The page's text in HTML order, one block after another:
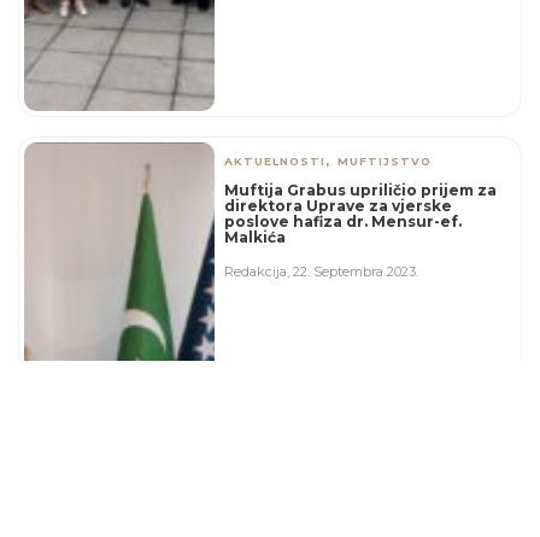
AKTUELNOSTI ,MUFTIJSTVO
Muftija Grabus upriličio prijem za
direktora Uprave za vjerske
poslove hafiza dr. Mensur-ef.
Malkića
Redakcija ,22. Septembra 2023.